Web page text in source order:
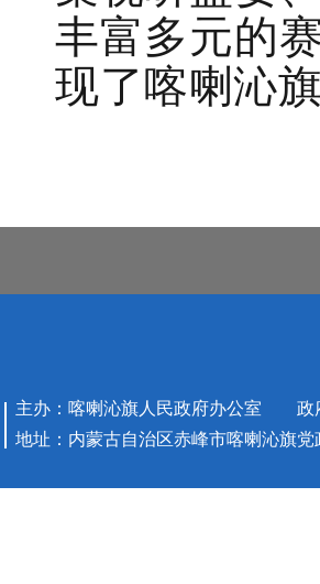
丰富多元的
现了喀喇沁
主办：喀喇沁旗人民政府办公室 政
地址：内蒙古自治区赤峰市喀喇沁旗